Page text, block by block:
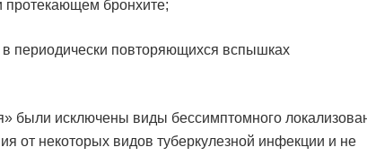
протекающем бронхите;
в периодически повторяющихся вспышках
были исключены виды бессимптомного
от некоторых видов туберкулезной инфекции и не